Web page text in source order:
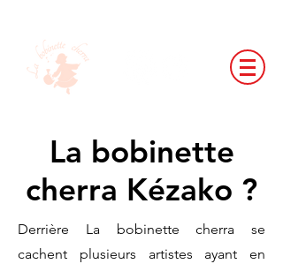
La bobinette
cherra Kézako ?
Derrière La bobinette cherra se
cachent plusieurs artistes ayant en